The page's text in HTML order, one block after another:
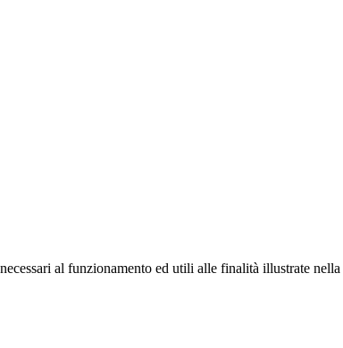
al funzionamento ed utili alle finalità illustrate nella